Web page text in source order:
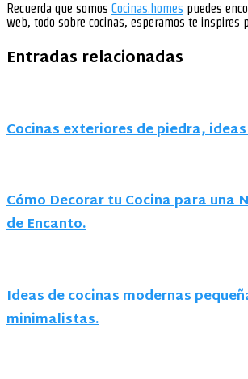
Recuerda que somos Cocinas.homes puedes
web, todo sobre cocinas, esperamos te inspires
Entradas relacionadas
Cocinas exteriores de piedra,
Cómo Decorar tu Cocina para una
de Encanto.
Ideas de cocinas modernas
minimalistas.